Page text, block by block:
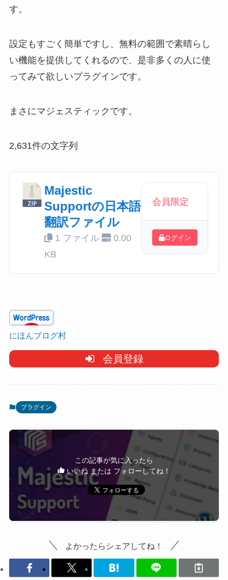
す。
設定もすごく簡単ですし、無料の範囲で素晴らし
い機能を提供してくれるので、是非多くの人に使
ってみて欲しいプラグインです。
まさにマジェスティックです。
2,631件の文字列
Majestic
Supportの日本語
翻訳ファイル
1 ファイル
0.00
KB
会員限定
ログイン
にほんブログ村
会員登録
プラグイン
この記事が気に入ったら
いいね または フォローしてね！
よかったらシェアしてね！